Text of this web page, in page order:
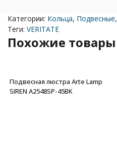
Категории: Кольца, Подвесные,
Теги: VERITATE
Похожие товары
Подвесная люстра Arte Lamp
SIREN A2548SP-45BK